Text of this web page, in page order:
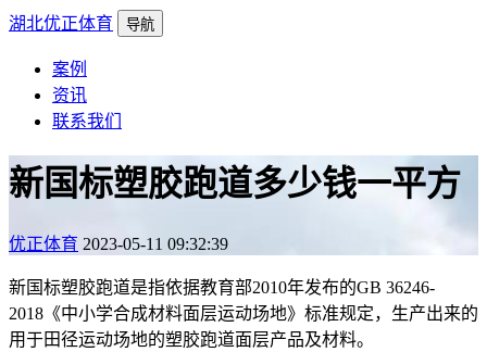
湖北优正体育 导航
案例
资讯
联系我们
新国标塑胶跑道多少钱一平方
优正体育 2023-05-11 09:32:39
新国标塑胶跑道是指依据教育部2010年发布的GB 36246-
2018《中小学合成材料面层运动场地》标准规定，生产出来的
用于田径运动场地的塑胶跑道面层产品及材料。